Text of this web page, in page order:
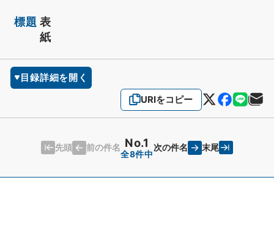
標題 表
紙
目録詳細を開く
URIをコピー
先頭 前の件名 No.1
全8件中
次の件名 末尾